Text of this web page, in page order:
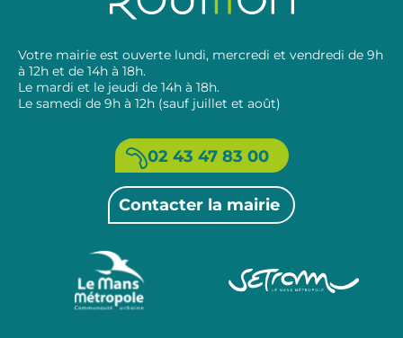
Votre mairie est ouverte lundi, mercredi et vendredi de 9h
à 12h et de 14h à 18h.
Le mardi et le jeudi de 14h à 18h.
Le samedi de 9h à 12h (sauf juillet et août)
02 43 47 83 00
Contacter la mairie